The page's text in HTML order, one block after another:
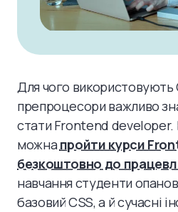
Для чого використовують
препроцесори важливо
стати Frontend
можнапройти курси
безкоштовно до
навчання студенти
базовий CSS, а й сучасні